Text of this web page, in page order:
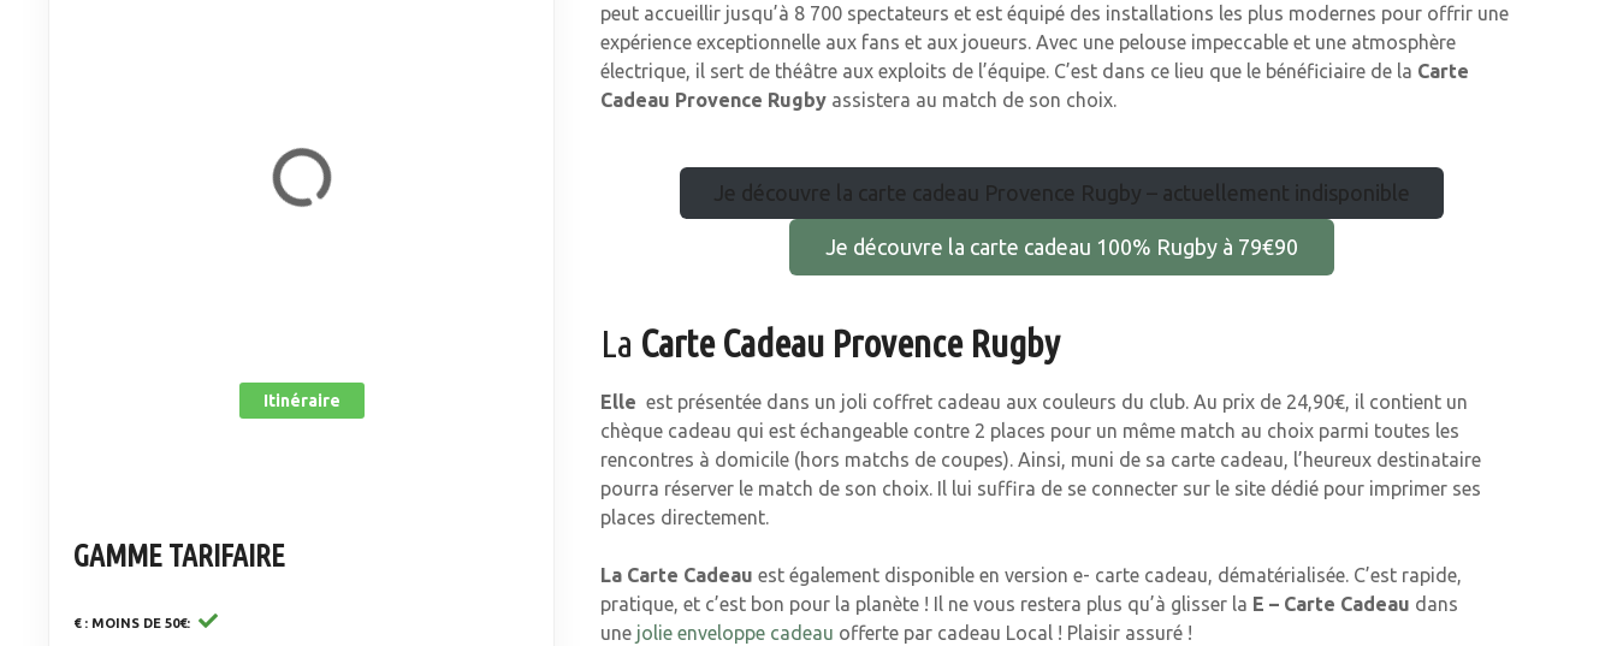
Itinéraire
GAMME TARIFAIRE
€ : MOINS DE 50€
peut accueillir jusqu’à 8 700 spectateurs et est équipé des installations les plus modernes pour offrir une
expérience exceptionnelle aux fans et aux joueurs. Avec une pelouse impeccable et une atmosphère
électrique, il sert de théâtre aux exploits de l’équipe. C’est dans ce lieu que le bénéficiaire de la Carte
Cadeau Provence Rugby assistera au match de son choix.
Je découvre la carte cadeau Provence Rugby – actuellement indisponible
Je découvre la carte cadeau 100% Rugby à 79€90
La Carte Cadeau Provence Rugby
Elle est présentée dans un joli coffret cadeau aux couleurs du club. Au prix de 24,90€, il contient un
chèque cadeau qui est échangeable contre 2 places pour un même match au choix parmi toutes les
rencontres à domicile (hors matchs de coupes). Ainsi, muni de sa carte cadeau, l’heureux destinataire
pourra réserver le match de son choix. Il lui suffira de se connecter sur le site dédié pour imprimer ses
places directement.
La Carte Cadeau est également disponible en version e- carte cadeau, dématérialisée. C’est rapide,
pratique, et c’est bon pour la planète ! Il ne vous restera plus qu’à glisser la E – Carte Cadeau dans
une jolie enveloppe cadeau offerte par cadeau Local ! Plaisir assuré !